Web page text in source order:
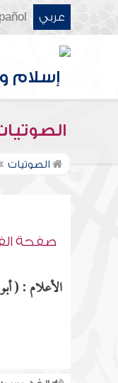
عربي
الصوتيات
صفحة
الأعلام : (